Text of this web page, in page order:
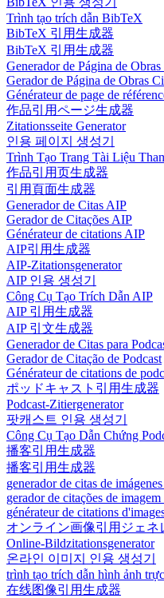
Trình tạo trích dẫn BibTeX
BibTeX 引用生成器
BibTeX 引用生成器
Generador de Página de Obras
Gerador de Página de Obras
Générateur de page de
作品引用ページ生成器
Zitationsseite Generator
인용 페이지 생성기
Trình Tạo Trang Tài Liệu
作品引用页生成器
引用頁面生成器
Generador de Citas AIP
Gerador de Citações AIP
Générateur de citations AIP
AIP引用生成器
AIP-Zitationsgenerator
AIP 인용 생성기
Công Cụ Tạo Trích Dẫn AIP
AIP 引用生成器
AIP 引文生成器
Generador de Citas para
Gerador de Citação de Podcast
Générateur de citations de
ポッドキャスト引用生成器
Podcast-Zitiergenerator
팟캐스트 인용 생성기
Công Cụ Tạo Dẫn Chứng
播客引用生成器
播客引用生成器
generador de citas de
gerador de citações de
générateur de citations
オンライン画像引用ジェネ
Online-Bildzitationsgenerator
온라인 이미지 인용 생성기
trình tạo trích dẫn hình ảnh
在线图像引用生成器